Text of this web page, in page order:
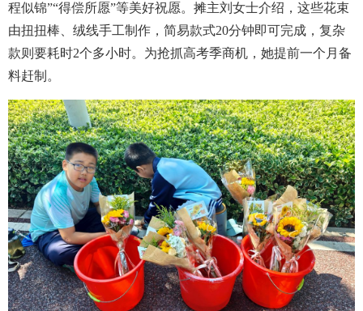
程似锦”“得偿所愿”等美好祝愿。摊主刘女士介绍，这些花束
由扭扭棒、绒线手工制作，简易款式20分钟即可完成，复杂
款则要耗时2个多小时。为抢抓高考季商机，她提前一个月备
料赶制。